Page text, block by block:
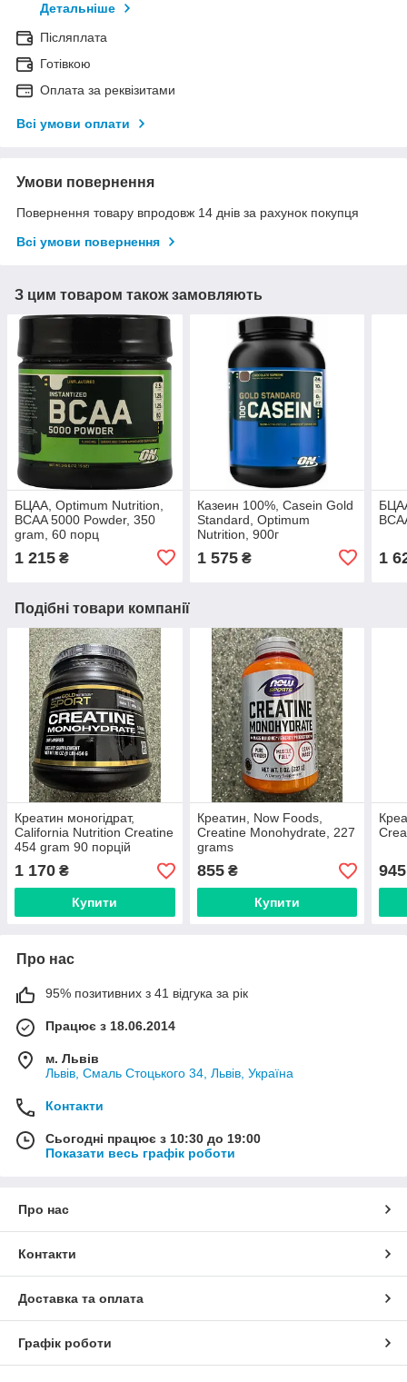
Детальніше
Післяплата
Готівкою
Оплата за реквізитами
Всі умови оплати
Умови повернення
Повернення товару впродовж 14 днів за рахунок покупця
Всі умови повернення
З цим товаром також замовляють
БЦАА, Optimum Nutrition,
BCAA 5000 Powder, 350
gram, 60 порц
1 215 ₴
Казеин 100%, Casein Gold
Standard, Optimum
Nutrition, 900г
1 575₴ 1
Подібні товари компанії
Креатин моногідрат,
California Nutrition Creatine
454 gram 90 порцій
1 170 ₴
Купити
Креатин, Now Foods,
Creatine Monohydrate, 227
grams
855₴
Купити
945
Про нас
95% позитивних з 41 відгука за рік
Працює з 18.06.2014
м. Львів
Львів, Смаль Стоцького 34, Львів, Україна
Контакти
Сьогодні працює з 10:30 до 19:00
Показати весь графік роботи
Про нас
Контакти
Доставка та оплата
Графік роботи